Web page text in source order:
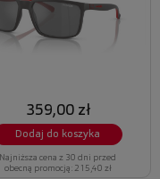
359,00 zł
Dodaj do koszyka
Najniższa cena z 30 dni przed
obecną promocją: 215,40 zł